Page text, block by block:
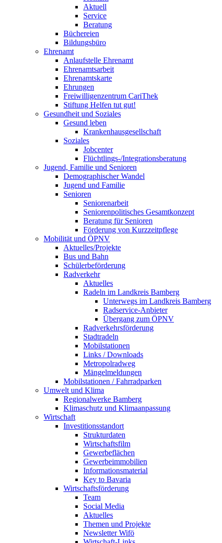
Aktuell
Service
Beratung
Büchereien
Bildungsbüro
Ehrenamt
Anlaufstelle Ehrenamt
Ehrenamtsarbeit
Ehrenamtskarte
Ehrungen
Freiwilligenzentrum CariThek
Stiftung Helfen tut gut!
Gesundheit und Soziales
Gesund leben
Krankenhausgesellschaft
Soziales
Jobcenter
Flüchtlings-/Integrationsberatung
Jugend, Familie und Senioren
Demographischer Wandel
Jugend und Familie
Senioren
Seniorenarbeit
Seniorenpolitisches Gesamtkonzept
Beratung für Senioren
Förderung von Kurzzeitpflege
Mobilität und ÖPNV
Aktuelles/Projekte
Bus und Bahn
Schülerbeförderung
Radverkehr
Aktuelles
Radeln im Landkreis Bamberg
Unterwegs im Landkreis Bamberg
Radservice-Anbieter
Übergang zum ÖPNV
Radverkehrsförderung
Stadtradeln
Mobilstationen
Links / Downloads
Metropolradweg
Mängelmeldungen
Mobilstationen / Fahrradparken
Umwelt und Klima
Regionalwerke Bamberg
Klimaschutz und Klimaanpassung
Wirtschaft
Investitionsstandort
Strukturdaten
Wirtschaftsfilm
Gewerbeflächen
Gewerbeimmobilien
Informationsmaterial
Key to Bavaria
Wirtschaftsförderung
Team
Social Media
Aktuelles
Themen und Projekte
Newsletter Wifö